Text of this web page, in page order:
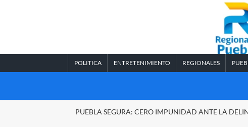
POLITICA ENTRETENIMIENTO REGIONALES
REGIONALES
PUEBLA SEGURA: CERO IMPUNIDAD ANTE LA